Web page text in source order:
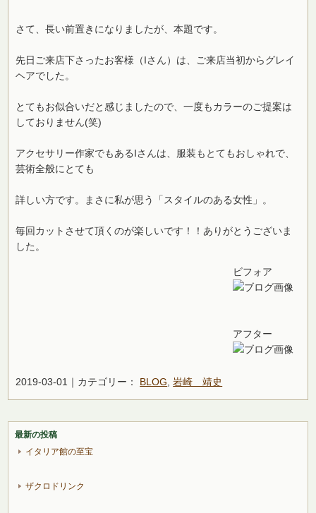
さて、長い前置きになりましたが、本題です。
先日ご来店下さったお客様（Iさん）は、ご来店当初からグレイ
ヘアでした。
とてもお似合いだと感じましたので、一度もカラーのご提案は
しておりません(笑)
アクセサリー作家でもあるIさんは、服装もとてもおしゃれで、
芸術全般にとても
詳しい方です。まさに私が思う「スタイルのある女性」。
毎回カットさせて頂くのが楽しいです！！ありがとうございま
した。
ビフォア
アフター
2019-03-01｜カテゴリー： BLOG ,岩崎 靖史
最新の投稿
イタリア館の至宝
ザクロドリンク